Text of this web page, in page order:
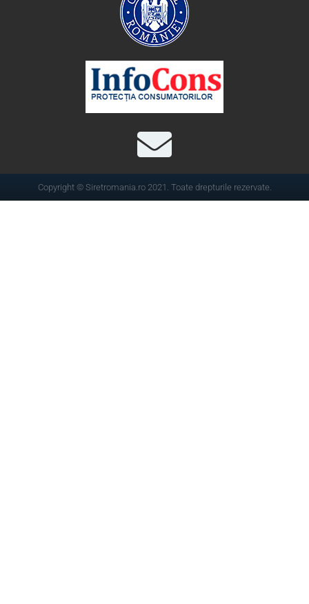
Copyright © Siretromania.ro 2021. Toate drepturile rezervate.